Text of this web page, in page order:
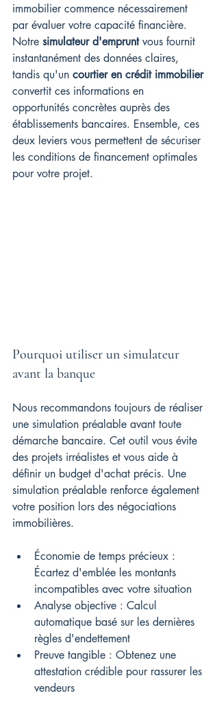
immobilier commence nécessairement
par évaluer votre capacité financière.
Notre simulateur d'emprunt vous fournit
instantanément des données claires,
tandis qu'un courtier en crédit immobilier
convertit ces informations en
opportunités concrètes auprès des
établissements bancaires. Ensemble, ces
deux leviers vous permettent de sécuriser
les conditions de financement optimales
pour votre projet.
Pourquoi utiliser un simulateur
avant la banque
Nous recommandons toujours de réaliser
une simulation préalable avant toute
démarche bancaire. Cet outil vous évite
des projets irréalistes et vous aide à
définir un budget d'achat précis. Une
simulation préalable renforce également
votre position lors des négociations
immobilières.
Économie de temps précieux :
Écartez d'emblée les montants
incompatibles avec votre situation
Analyse objective : Calcul
automatique basé sur les dernières
règles d'endettement
Preuve tangible : Obtenez une
attestation crédible pour rassurer les
vendeurs